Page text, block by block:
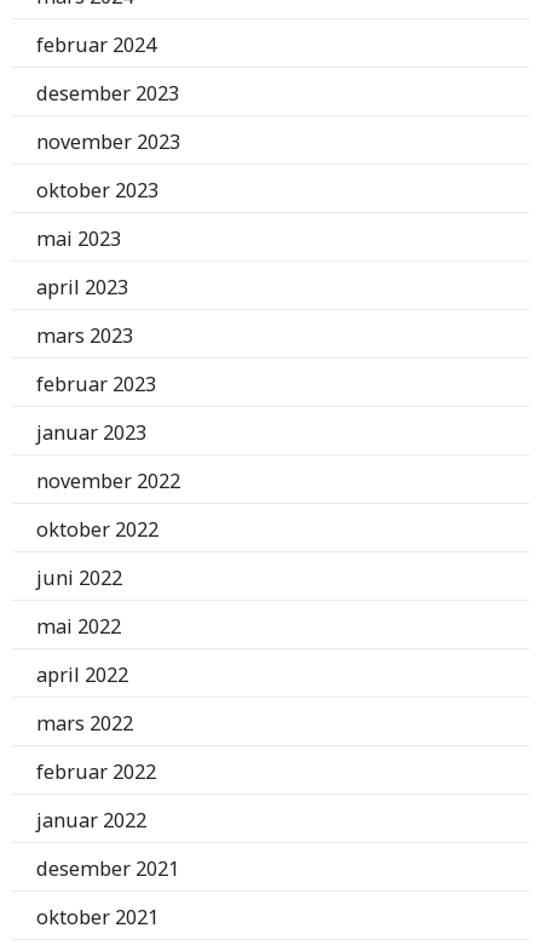
februar 2024
desember 2023
november 2023
oktober 2023
mai 2023
april 2023
mars 2023
februar 2023
januar 2023
november 2022
oktober 2022
juni 2022
mai 2022
april 2022
mars 2022
februar 2022
januar 2022
desember 2021
oktober 2021